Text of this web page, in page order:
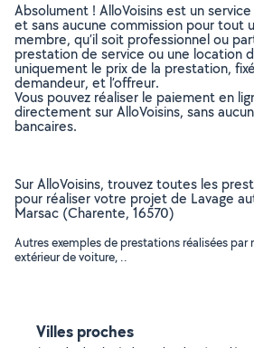
Absolument ! AlloVoisins est un
et sans aucune commission pour tout
membre, qu’il soit professionnel ou
prestation de service ou une location
uniquement le prix de la prestation,
demandeur, et l’offreur.
Vous pouvez réaliser le paiement en
directement sur AlloVoisins, sans
bancaires.
Sur AlloVoisins, trouvez toutes les
pour réaliser votre projet de Lavage
Marsac (Charente, 16570)
Autres exemples de prestations réalisées
extérieur de voiture, ..
Villes proches